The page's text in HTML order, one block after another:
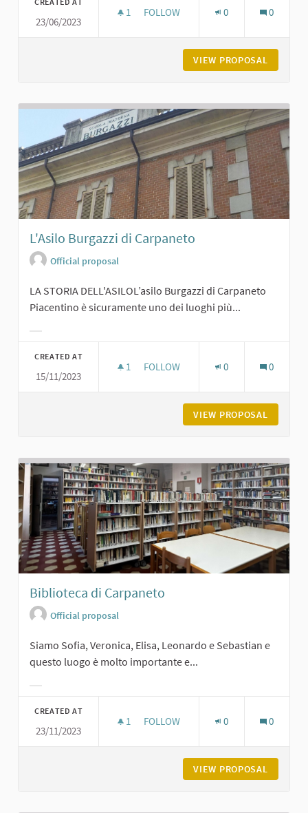
23/06/2023
1 1 FOLLOWER
FOLLOW 0 0
VIEW PROPOSAL
L'Asilo Burgazzi di Carpaneto
Official proposal
LA STORIA DELL'ASILOL’asilo Burgazzi di Carpaneto
Piacentino è sicuramente uno dei luoghi più...
CREATED AT
15/11/2023
1 1 FOLLOWER
FOLLOW 0 0
VIEW PROPOSAL
Biblioteca di Carpaneto
Official proposal
Siamo Sofia, Veronica, Elisa, Leonardo e Sebastian e
questo luogo è molto importante e...
CREATED AT
23/11/2023
1 1 FOLLOWER
FOLLOW 0 0
VIEW PROPOSAL